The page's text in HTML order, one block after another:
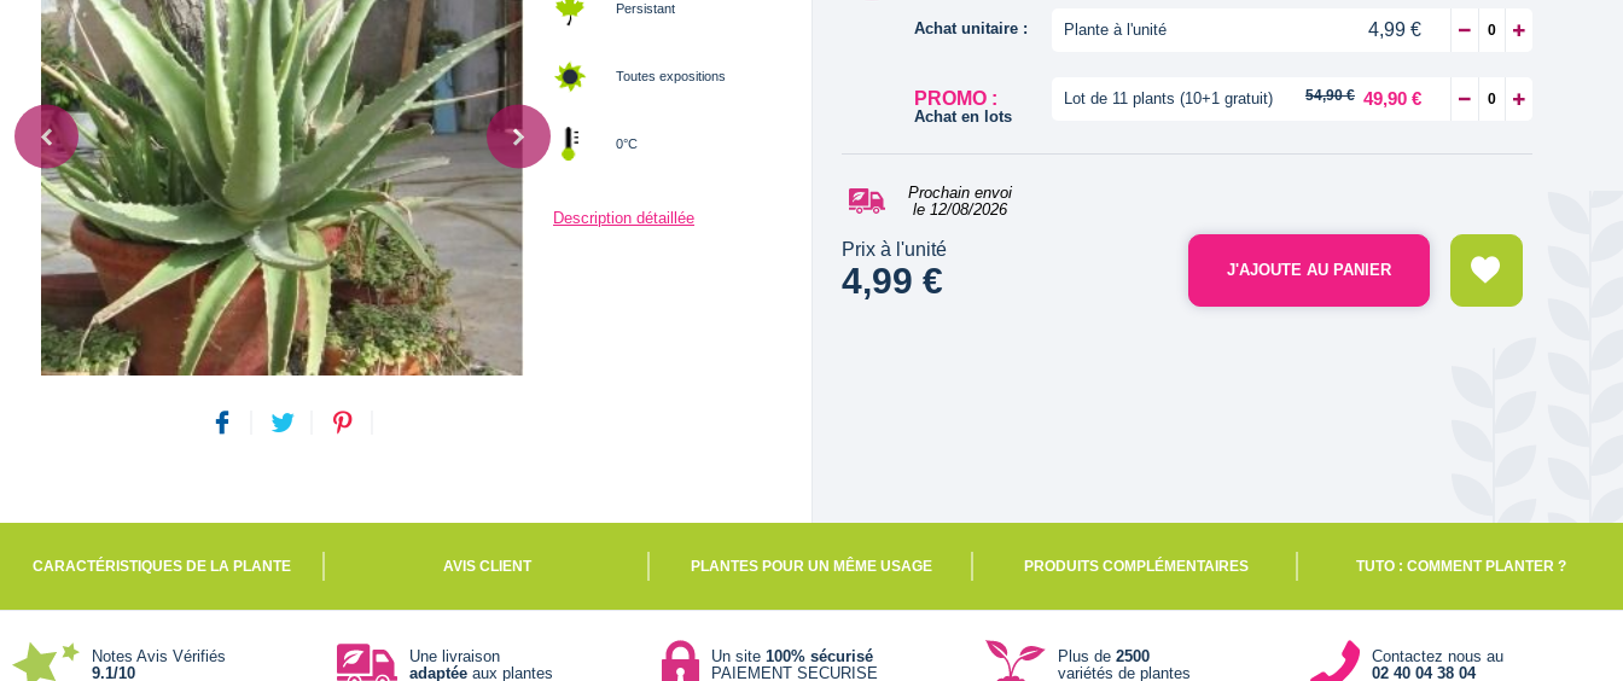
Persistant
Toutes expositions
0°C
Description détaillée
Achat unitaire : Plante à l'unité 4,99 €
PROMO :
Achat en lots
Lot de 11 plants (10+1 gratuit) 54,90 € 49,90 €
Prochain envoi
le 12/08/2026
Prix à l'unité
4,99 € J'AJOUTE AU PANIER
CARACTÉRISTIQUES DE LA PLANTE AVIS CLIENT PLANTES POUR UN MÊME USAGE PRODUITS COMPLÉMENTAIRES TUTO : COMMENT PLANTER ?
Notes Avis Vérifiés
9.1/10
Une livraison
adaptéeaux plantes
Un site 100% sécurisé
PAIEMENT SECURISE
Plus de2500
variétés de plantes
Contactez nous au
02 40 04 38 04